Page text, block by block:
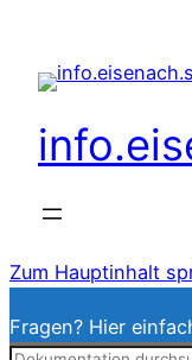
Zum Hauptinhalt
Fragen? Hier